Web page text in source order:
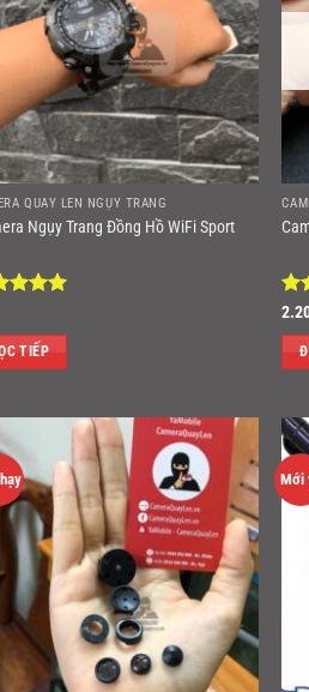
QUAY LÉN NGỤY TRANG
Ngụy Trang Đồng Hồ WiFi Sport
TIẾP
sao
Mới